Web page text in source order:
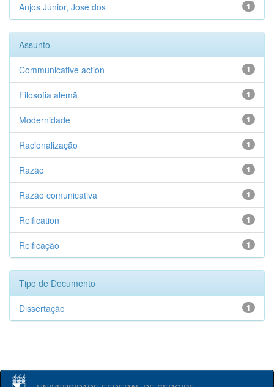
1
Anjos Júnior, José dos
Assunto
1
Communicative action
1
Filosofia alemã
1
Modernidade
1
Racionalização
1
Razão
1
Razão comunicativa
1
Reification
1
Reificação
Tipo de Documento
1
Dissertação